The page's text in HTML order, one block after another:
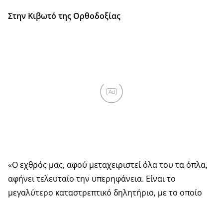
Στην Κιβωτό της Ορθοδοξίας
Ad
«Ο εχθρός μας, αφού μεταχειριστεί όλα του τα όπλα,
αφήνει τελευταίο την υπερηφάνεια. Είναι το
μεγαλύτερο καταστρεπτικό δηλητήριο, με το οποίο